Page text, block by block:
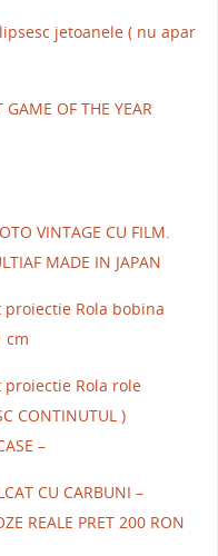
jetoanele ( nu apar
GAME OF THE YEAR
VINTAGE CU FILM.
MADE IN JAPAN
proiectie Rola bobina
cm
proiectie Rola role
CONTINUTUL )
–
CU CARBUNI –
REALE PRET 200 RON